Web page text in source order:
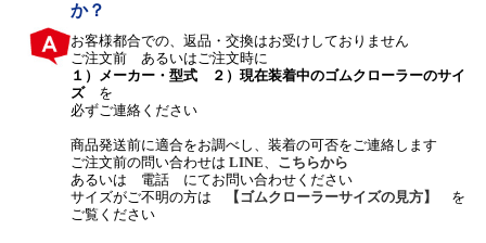
か？
お客様都合での、返品・交換はお受けしておりません
ご注文前 あるいはご注文時に
１）メーカー・型式 ２）現在装着中のゴムクローラーのサイ
ズを
必ずご連絡ください
商品発送前に適合をお調べし、装着の可否をご連絡します
ご注文前の問い合わせはLINE、 こちらから
あるいは 電話 にてお問い合わせください
サイズがご不明の方は
【ゴムクローラーサイズの見方】
を
ご覧ください